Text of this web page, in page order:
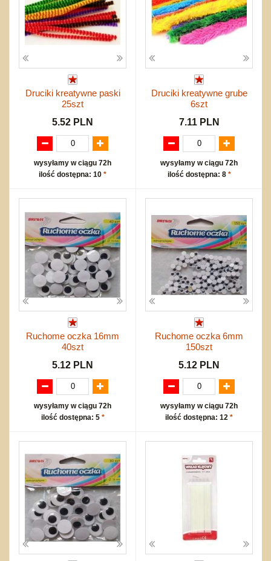
Druciki kreatywne paski
25szt
5.52 PLN
wysyłamy w ciągu 72h
ilość dostępna: 10 *
Druciki kreatywne grube
6szt
7.11 PLN
wysyłamy w ciągu 72h
ilość dostępna: 8 *
Ruchome oczka 16mm
40szt
5.12 PLN
wysyłamy w ciągu 72h
ilość dostępna: 5 *
Ruchome oczka 6mm
150szt
5.12 PLN
wysyłamy w ciągu 72h
ilość dostępna: 12 *